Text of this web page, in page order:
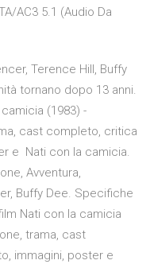
AC3 5.1 (Audio Da
Terence Hill, Buffy
tornano dopo 13 anni.
(1983) -
cast completo, critica
e Nati con la camicia.
Avventura,
Buffy Dee. Specifiche
Nati con la camicia
trama, cast
immagini, poster e